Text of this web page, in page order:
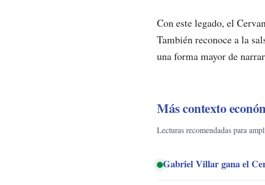
Con este legado, el
También reconoce a la
una forma mayor de
Más contexto
Lecturas recomendadas para
Gabriel Villar gana el